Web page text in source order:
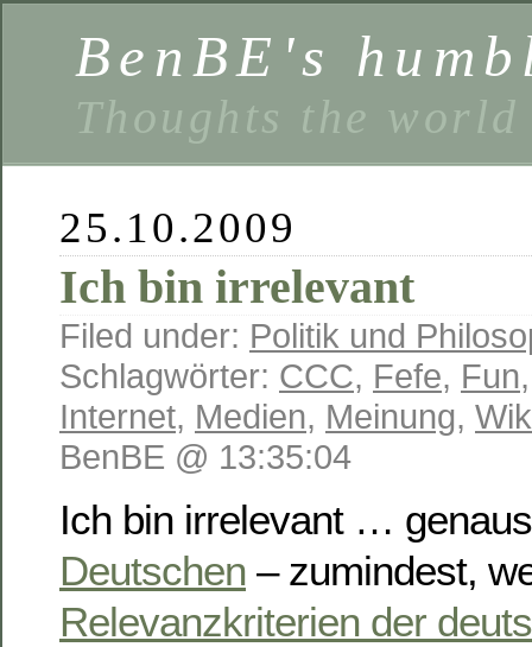
BenBE's
Thoughts the
25.10.2009
Ich bin irrelevant
Filed under: Politik und
Schlagwörter: CCC, Fefe, Fun
Internet, Medien, Meinung,
BenBE @ 13:35:04
Ich bin irrelevant …
Deutschen – zumindest,
Relevanzkriterien der